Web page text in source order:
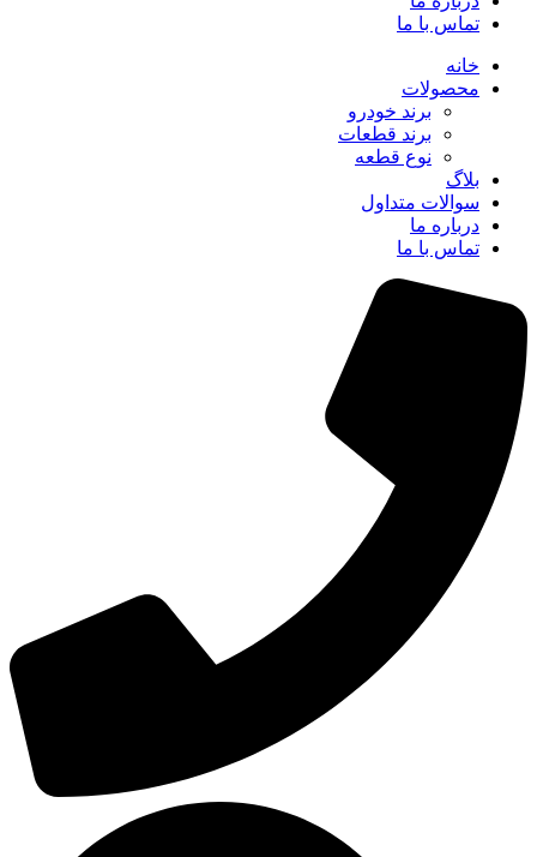
تماس با ما
خانه
محصولات
برند خودرو
برند قطعات
نوع قطعه
بلاگ
سوالات متداول
درباره ما
تماس با ما